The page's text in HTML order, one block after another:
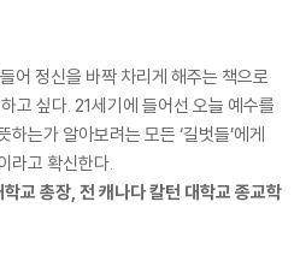
무엇인가?
박에 대한 대답
기도 한다. 그러나 분명한 사실은 성경
생활이 온통 ‘해야 한다’, ‘하면 안 된
을 것이다. 종교 생활을 이렇게 생각하
그리스도인으로 살아온 삶을 억울하게
것과 같은 ‘예수의 믿음’을 따르자는 이
간 언급했지만 ‘예수님에 대한 믿음(fai
믿음(faith of Jesus)’을 더욱 중요
적으로 이루어진 이런저런 교리나 이론
, 예수님이 가지고 계셨던 믿음, 예수
어 정신을 바짝 차리게 해주는 책으로
고 싶다. 21세기에 들어선 오늘 예수를
는가 알아보려는 모든 ‘길벗들’에게
라고 확신한다.
교 총장, 전 캐나다 칼턴 대학교 종교학